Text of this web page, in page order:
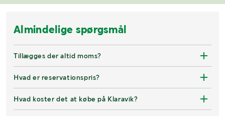
Almindelige spørgsmål
Tillægges der altid moms?
Hvad er reservationspris?
Hvad koster det at købe på Klaravik?